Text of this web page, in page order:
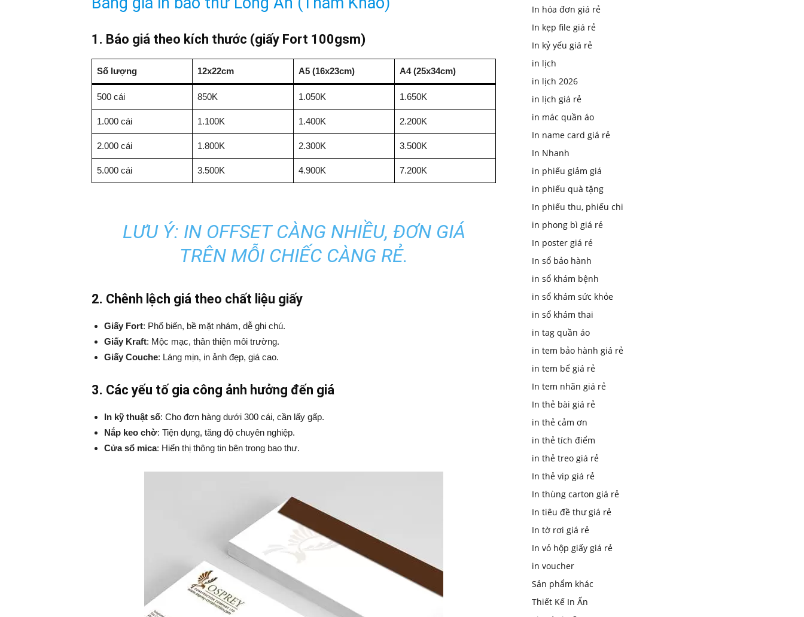
1. Báo giá theo kích thước (giấy Fort 100gsm)
Số lượng 12x22cm A5 (16x23cm) A4 (25x34cm)
500 cái 850K 1.050K 1.650K
1.000 cái 1.100K 1.400K 2.200K
2.000 cái 1.800K 2.300K 3.500K
5.000 cái 3.500K 4.900K 7.200K
LƯU Ý: IN OFFSET CÀNG NHIỀU, ĐƠN GIÁ
TRÊN MỖI CHIẾC CÀNG RẺ.
2. Chênh lệch giá theo chất liệu giấy
Giấy Fort: Phổ biến, bề mặt nhám, dễ ghi chú.
Giấy Kraft: Mộc mạc, thân thiện môi trường.
Giấy Couche: Láng mịn, in ảnh đẹp, giá cao.
3. Các yếu tố gia công ảnh hưởng đến giá
In kỹ thuật số: Cho đơn hàng dưới 300 cái, cần lấy gấp.
Nắp keo chờ: Tiện dụng, tăng độ chuyên nghiệp.
Cửa sổ mica: Hiển thị thông tin bên trong bao thư.
In hóa đơn giá rẻ
In kẹp file giá rẻ
In kỷ yếu giá rẻ
in lịch
in lịch 2026
in lịch giá rẻ
in mác quần áo
In name card giá rẻ
In Nhanh
in phiếu giảm giá
in phiếu quà tặng
In phiếu thu, phiếu chi
in phong bì giá rẻ
In poster giá rẻ
In sổ bảo hành
in sổ khám bệnh
in sổ khám sức khỏe
in sổ khám thai
in tag quần áo
in tem bảo hành giá rẻ
in tem bể giá rẻ
In tem nhãn giá rẻ
In thẻ bài giá rẻ
in thẻ cảm ơn
in thẻ tích điểm
in thẻ treo giá rẻ
In thẻ vip giá rẻ
In thùng carton giá rẻ
In tiêu đề thư giá rẻ
In tờ rơi giá rẻ
In vỏ hộp giấy giá rẻ
in voucher
Sản phẩm khác
Thiết Kế In Ấn